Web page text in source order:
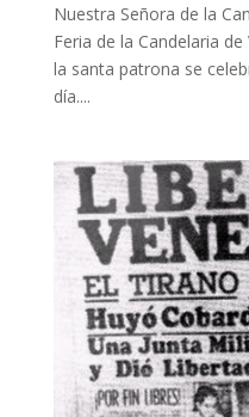
Nuestra Señora de la
Feria de la Candelaria
la santa patrona se
día....